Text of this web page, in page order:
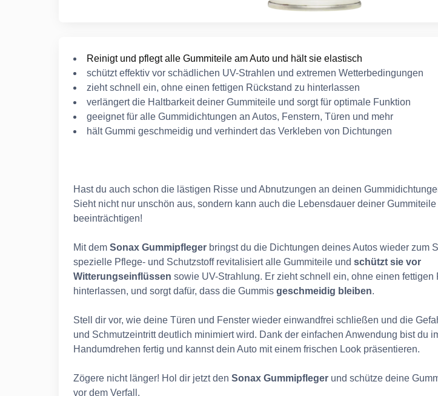
Reinigt und pflegt alle Gummiteile am Auto und hält sie elastisch
schützt effektiv vor schädlichen UV-Strahlen und extremen Wetterbedingungen
zieht schnell ein, ohne einen fettigen Rückstand zu hinterlassen
verlängert die Haltbarkeit deiner Gummiteile und sorgt für optimale Funktion
geeignet für alle Gummidichtungen an Autos, Fenstern, Türen und mehr
hält Gummi geschmeidig und verhindert das Verkleben von Dichtungen
Hast du auch schon die lästigen Risse und Abnutzungen an deinen
Sieht nicht nur unschön aus, sondern kann auch die Lebensdauer deiner Gummiteile
beeinträchtigen!
Mit dem Sonax Gummipfleger bringst du die Dichtungen deines Autos wieder zum
spezielle Pflege- und Schutzstoff revitalisiert alle Gummiteile und schützt sie vor
Witterungseinflüssen sowie UV-Strahlung. Er zieht schnell ein, ohne einen fettigen
hinterlassen, und sorgt dafür, dass die Gummis geschmeidig bleiben.
Stell dir vor, wie deine Türen und Fenster wieder einwandfrei schließen und die
und Schmutzeintritt deutlich minimiert wird. Dank der einfachen Anwendung bist du
Handumdrehen fertig und kannst dein Auto mit einem frischen Look präsentieren.
Zögere nicht länger! Hol dir jetzt den Sonax Gummipfleger und schütze deine
vor dem Verfall.